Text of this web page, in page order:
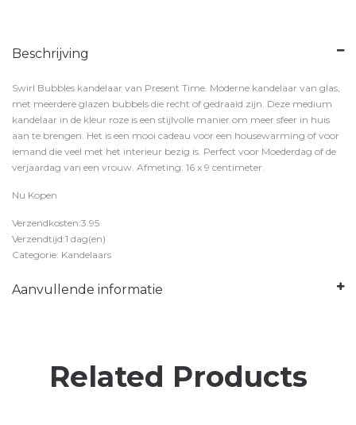
Beschrijving
Swirl Bubbles kandelaar van Present Time. Moderne kandelaar van glas,
met meerdere glazen bubbels die recht of gedraaid zijn. Deze medium
kandelaar in de kleur roze is een stijlvolle manier om meer sfeer in huis
aan te brengen. Het is een mooi cadeau voor een housewarming of voor
iemand die veel met het interieur bezig is. Perfect voor Moederdag of de
verjaardag van een vrouw. Afmeting: 16 x 9 centimeter.
Nu Kopen
Verzendkosten:3.95
Verzendtijd:1 dag(en)
Categorie: Kandelaars
Aanvullende informatie
Related Products